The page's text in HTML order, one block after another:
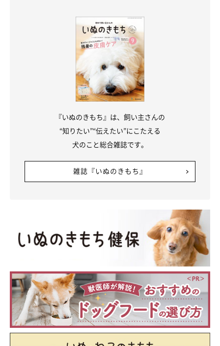
『いぬのきもち』は、飼い主さんの
“知りたい”“伝えたい”にこたえる
犬のこと総合雑誌です。
雑誌『いぬのきもち』